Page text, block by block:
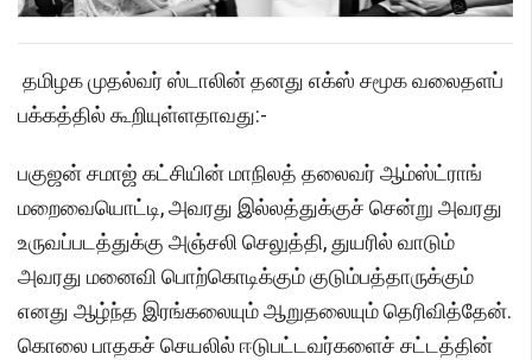
தமிழக முதல்வர் ஸ்டாலின் தனது எக்ஸ் சமூக வலைதளப்
பக்கத்தில் கூறியுள்ளதாவது:-
பகுஜன் சமாஜ் கட்சியின் மாநிலத் தலைவர் ஆம்ஸ்ட்ராங்
மறைவையொட்டி, அவரது இல்லத்துக்குச் சென்று அவரது
உருவப்படத்துக்கு அஞ்சலி செலுத்தி, துயரில் வாடும்
அவரது மனைவி பொற்கொடிக்கும் குடும்பத்தாருக்கும்
எனது ஆழ்ந்த இரங்கலையும் ஆறுதலையும் தெரிவித்தேன்.
கொலை பாதகச் செயலில் ஈடுபட்டவர்களைச் சட்டத்தின்